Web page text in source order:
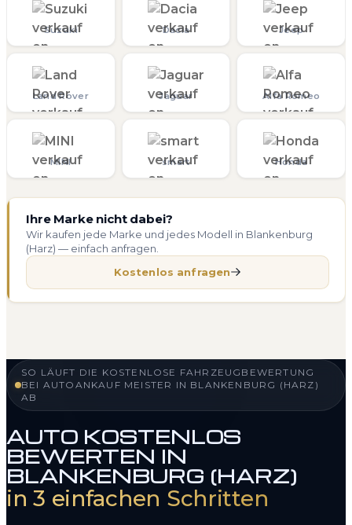
Suzuki Dacia Jeep
Land Rover Jaguar Alfa Romeo
MINI smart Honda
Ihre Marke nicht dabei?
Wir kaufen jede Marke und jedes Modell in Blankenburg
(Harz) — einfach anfragen.
Kostenlos anfragen
SO LÄUFT DIE KOSTENLOSE FAHRZEUGBEWERTUNG
BEI AUTOANKAUF MEISTER IN BLANKENBURG (HARZ)
AB
AUTO KOSTENLOS
BEWERTEN IN
BLANKENBURG (HARZ)
in 3 einfachen Schritten